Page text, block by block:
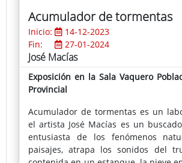
Acumulador de tormentas
Inicio:
14-12-2023
Fin:
27-01-2024
José Macías
Exposición en la Sala Vaquero
Provincial
Acumulador de tormentas es un
el artista José Macías es un
entusiasta de los fenómenos
paisajes, atrapa los sonidos del